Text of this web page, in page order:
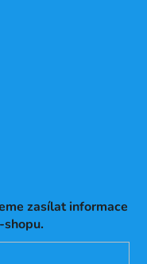
zasílat informace
shopu.